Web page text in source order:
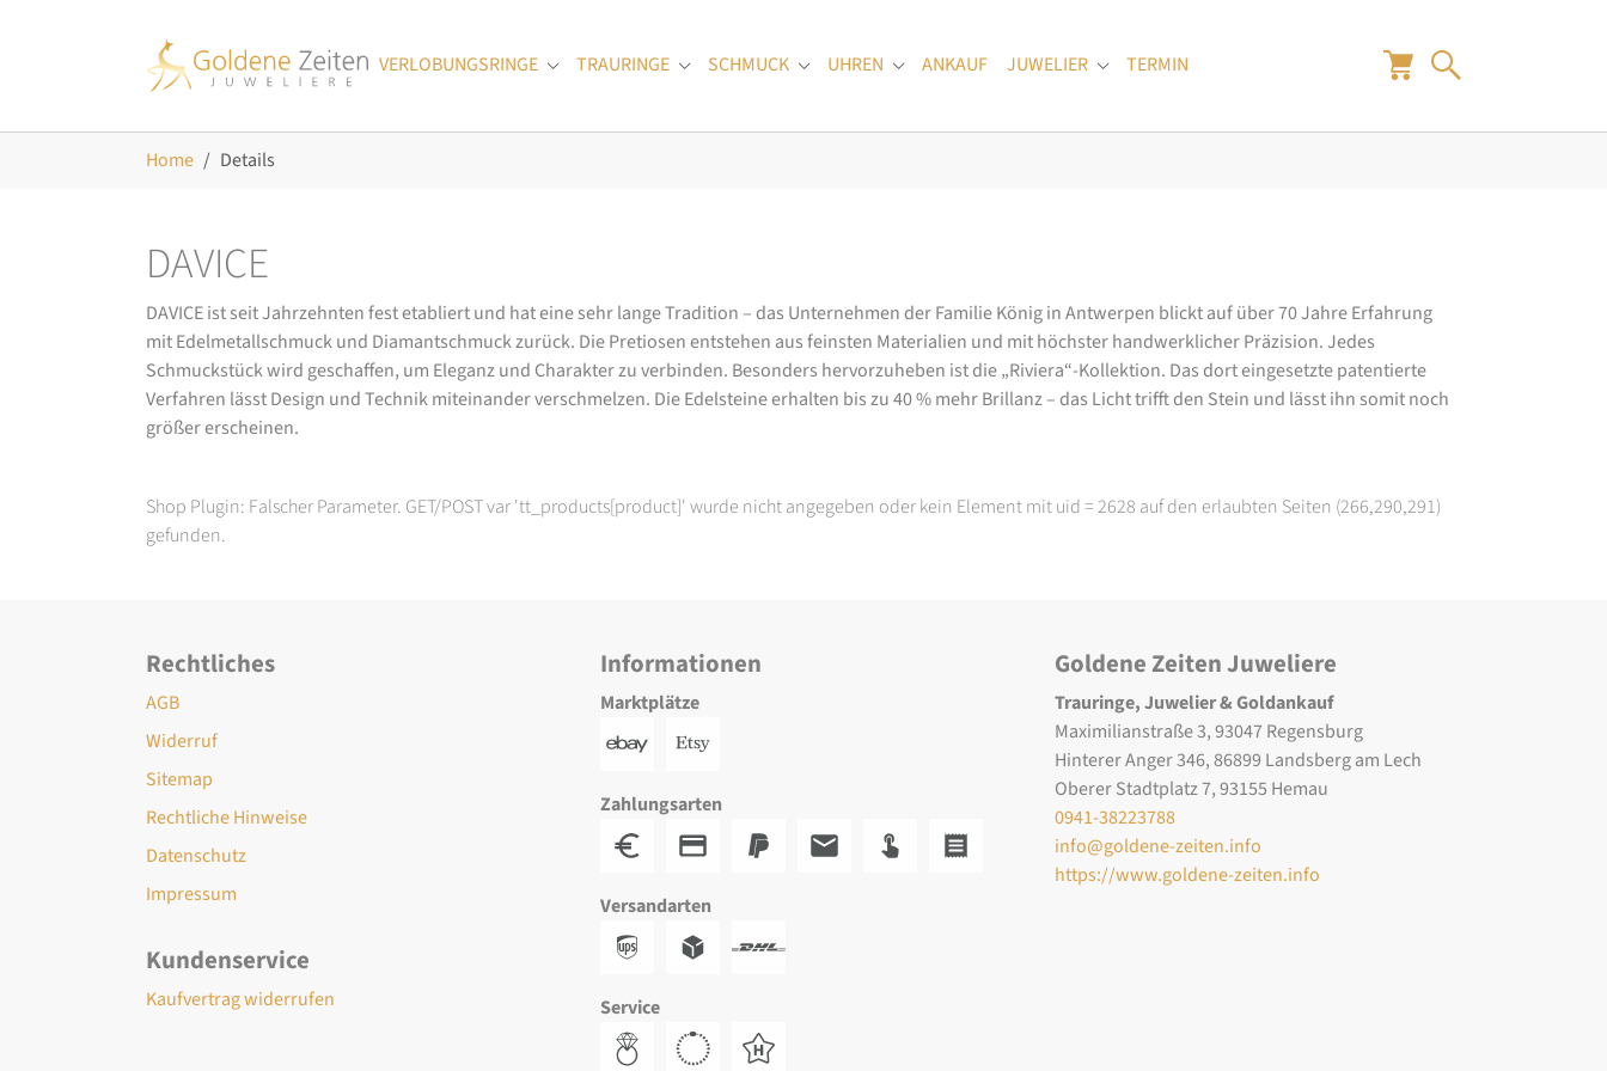
VERLOBUNGSRINGE
Submenu for "Verlobungsringe"
TRAURINGE Submenu for "Trauringe"
SCHMUCK Submenu for "Schmuck"
UHREN Submenu for "Uhren"
ANKAUF JUWELIER Submenu for "Juwelier"
TERMIN
Home Details
DAVICE
DAVICE ist seit Jahrzehnten fest etabliert und hat eine sehr lange Tradition – das Unternehmen der Familie König in Antwerpen blickt auf über 70 Jahre Erfahrung
mit Edelmetallschmuck und Diamantschmuck zurück. Die Pretiosen entstehen aus feinsten Materialien und mit höchster handwerklicher Präzision. Jedes
Schmuckstück wird geschaffen, um Eleganz und Charakter zu verbinden. Besonders hervorzuheben ist die „Riviera“-Kollektion. Das dort eingesetzte patentierte
Verfahren lässt Design und Technik miteinander verschmelzen. Die Edelsteine erhalten bis zu 40 % mehr Brillanz – das Licht trifft den Stein und lässt ihn somit noch
größer erscheinen.
Shop Plugin: Falscher Parameter. GET/POST var 'tt_products[product]' wurde nicht angegeben oder kein Element mit uid = 2628 auf den erlaubten Seiten (266,290,291)
gefunden.
Rechtliches
AGB
Widerruf
Sitemap
Rechtliche Hinweise
Datenschutz
Impressum
Kundenservice
Kaufvertrag widerrufen
Informationen
Marktplätze
Zahlungsarten
Versandarten
Service
Goldene Zeiten Juweliere
Trauringe, Juwelier & Goldankauf
Maximilianstraße 3, 93047 Regensburg
Hinterer Anger 346, 86899 Landsberg am Lech
Oberer Stadtplatz 7, 93155 Hemau
0941-38223788
info@goldene-zeiten.info
https://www.goldene-zeiten.info